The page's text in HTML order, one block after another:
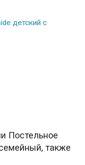
детский с
Постельное
также